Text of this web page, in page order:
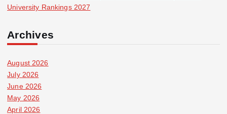
University Rankings 2027
Archives
August 2026
July 2026
June 2026
May 2026
April 2026